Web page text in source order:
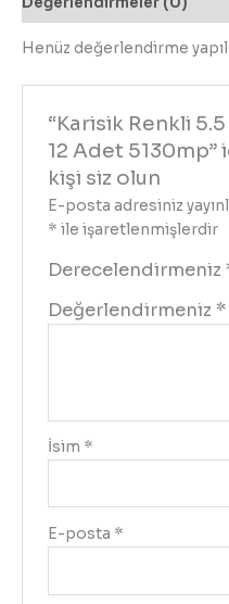
Henüz değerlendirme
“Karisik Renkli
12 Adet
kişi siz olun
E-posta adresiniz
* ile işaretlenmişlerdir
Derecelendirmeniz
Değerlendirmeniz *
İsim *
E-posta *